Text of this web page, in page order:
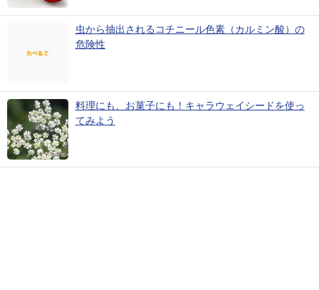
虫から抽出されるコチニール色素（カルミン酸）の
危険性
料理にも、お菓子にも！キャラウェイシードを使っ
てみよう